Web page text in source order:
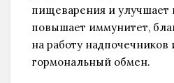
пищеварения и улучшает
повышает иммунитет,
на работу надпочечников
гормональный обмен.